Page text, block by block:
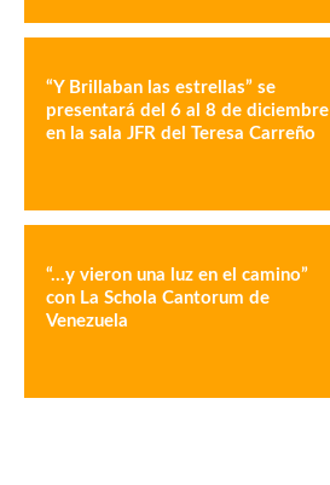
“Y Brillaban las estrellas” se
presentará del 6 al 8 de diciembre
en la sala JFR del Teresa Carreño
“…y vieron una luz en el camino”
con La Schola Cantorum de
Venezuela